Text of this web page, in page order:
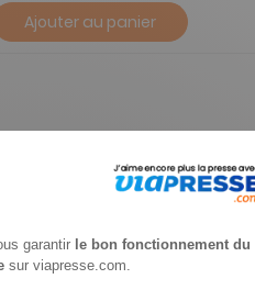
Ajouter au panier
ANCIENS NUMÉROS